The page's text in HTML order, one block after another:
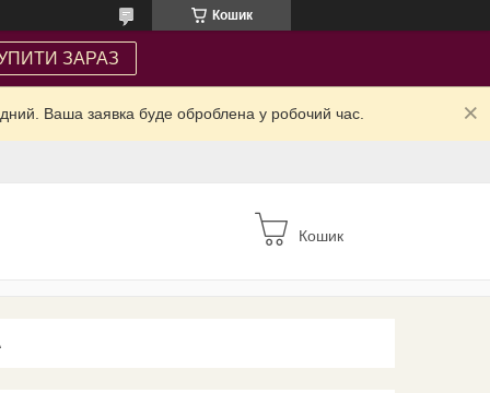
Кошик
ЗАРАЗ
Ваша заявка буде оброблена у робочий час.
Кошик